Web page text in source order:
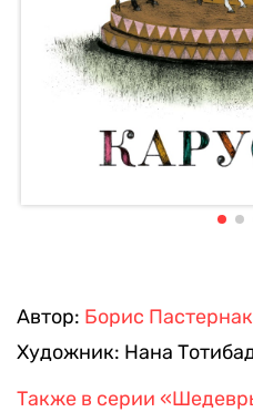
Автор: Борис Пастернак
Художник: Нана
Также в серии